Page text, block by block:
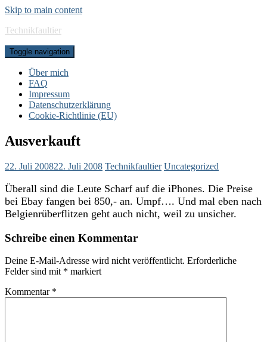
Skip to main content
Technikfaultier
Toggle navigation
Über mich
FAQ
Impressum
Datenschutzerklärung
Cookie-Richtlinie (EU)
Ausverkauft
22. Juli 200822. Juli 2008 Technikfaultier Uncategorized
Überall sind die Leute Scharf auf die iPhones. Die Preise
bei Ebay fangen bei 850,- an. Umpf…. Und mal eben nach
Belgienrüberflitzen geht auch nicht, weil zu unsicher.
Schreibe einen Kommentar
Deine E-Mail-Adresse wird nicht veröffentlicht. Erforderliche
Felder sind mit * markiert
Kommentar *